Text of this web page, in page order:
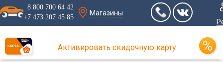
8 800 700 64 42
+7 473 207 45 85
Магазины
Активировать скидочную карту